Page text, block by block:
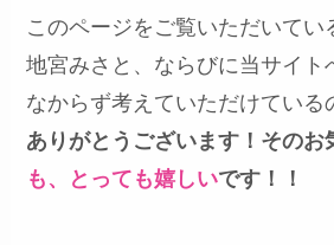
このページをご覧いただいてい
地宮みさと、ならびに当サイト
なからず考えていただけている
ありがとうございます！そのお
も、とっても嬉しいです！！